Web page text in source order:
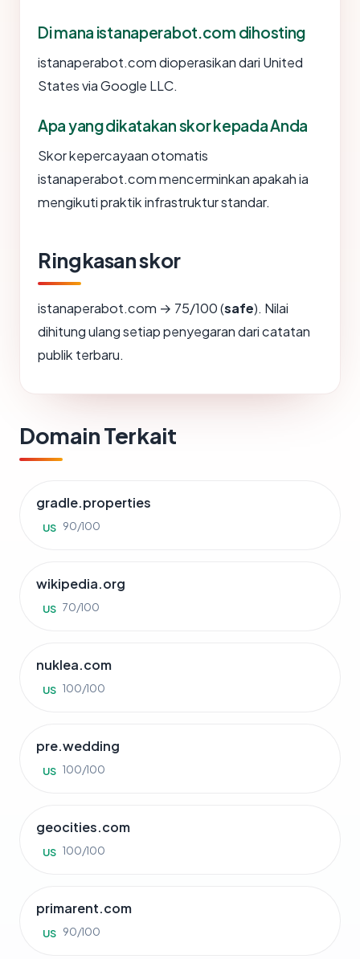
Di mana istanaperabot.com dihosting
istanaperabot.com dioperasikan dari United
States via Google LLC.
Apa yang dikatakan skor kepada Anda
Skor kepercayaan otomatis
istanaperabot.com mencerminkan apakah ia
mengikuti praktik infrastruktur standar.
Ringkasan skor
istanaperabot.com → 75/100 (safe). Nilai
dihitung ulang setiap penyegaran dari catatan
publik terbaru.
Domain Terkait
gradle.properties
US 90/100
wikipedia.org
US 70/100
nuklea.com
US 100/100
pre.wedding
US 100/100
geocities.com
US 100/100
primarent.com
US 90/100